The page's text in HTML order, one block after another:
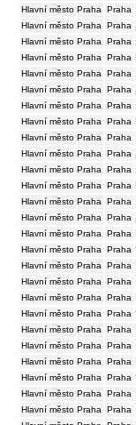
Hlavní město Praha
Praha
Hlavní město Praha
Praha
Hlavní město Praha
Praha
Hlavní město Praha
Praha
Hlavní město Praha
Praha
Hlavní město Praha
Praha
Hlavní město Praha
Praha
Hlavní město Praha
Praha
Hlavní město Praha
Praha
Hlavní město Praha
Praha
Hlavní město Praha
Praha
Hlavní město Praha
Praha
Hlavní město Praha
Praha
Hlavní město Praha
Praha
Hlavní město Praha
Praha
Hlavní město Praha
Praha
Hlavní město Praha
Praha
Hlavní město Praha
Praha
Hlavní město Praha
Praha
Hlavní město Praha
Praha
Hlavní město Praha
Praha
Hlavní město Praha
Praha
Hlavní město Praha
Praha
Hlavní město Praha
Praha
Hlavní město Praha
Praha
Hlavní město Praha
Praha